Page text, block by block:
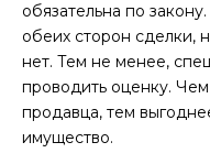
обязательна по
обеих сторон сделки,
нет. Тем не менее,
проводить оценку.
продавца, тем
имущество.